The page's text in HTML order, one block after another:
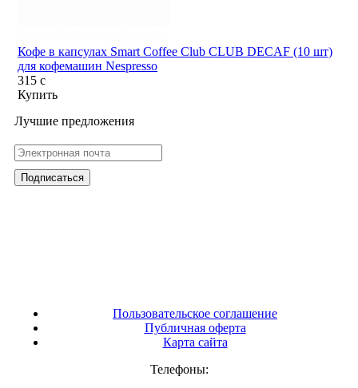
Кофе в капсулах Smart Coffee Club CLUB DECAF (10 шт)
для кофемашин Nespresso
315c
Купить
Лучшие предложения
Пользовательское соглашение
Публичная оферта
Карта сайта
Телефоны: